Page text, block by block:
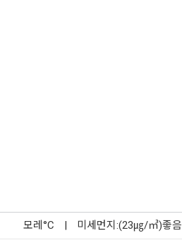
모레 °C | 미세먼지:(23㎍/㎥)좋음